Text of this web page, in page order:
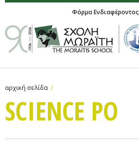
Φόρμα Ενδιαφέροντος
αρχική σελίδα
SCIENCE PO